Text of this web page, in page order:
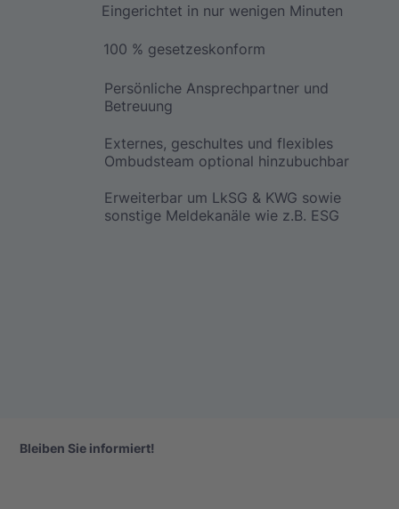
Erweiterbar um LkSG & KWG sowie
sonstige Meldekanäle wie z.B. ESG
Externes, geschultes und flexibles
Ombudsteam optional hinzubuchbar
Persönliche Ansprechpartner und
Betreuung
100 % gesetzeskonform
Eingerichtet in nur wenigen Minuten
Bleiben Sie informiert!